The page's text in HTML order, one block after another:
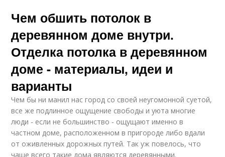
Чем обшить потолок в
деревянном доме внутри.
Отделка потолка в деревянном
доме - материалы, идеи и
варианты
Чем бы ни манил нас город со своей неугомонной суетой,
все же подлинное ощущение свободы и уюта многие
люди - если не большинство - ощущают именно в
частном доме, расположенном в пригороде либо вдали
от оживленных дорожных путей. Так уж повелось, что
чаще всего такие дома являются деревянными.